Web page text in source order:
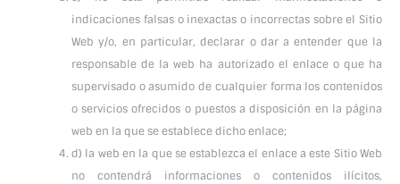
indicaciones falsas o inexactas o incorrectas sobre el Sitio
Web y/o, en particular, declarar o dar a entender que la
responsable de la web ha autorizado el enlace o que ha
supervisado o asumido de cualquier forma los contenidos
o servicios ofrecidos o puestos a disposición en la página
web en la que se establece dicho enlace;
d) la web en la que se establezca el enlace a este Sitio Web
no contendrá informaciones o contenidos ilícitos,